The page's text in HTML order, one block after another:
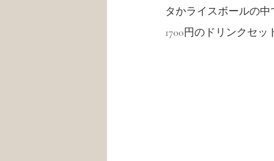
タかライスボールの
1700円のドリンクセ